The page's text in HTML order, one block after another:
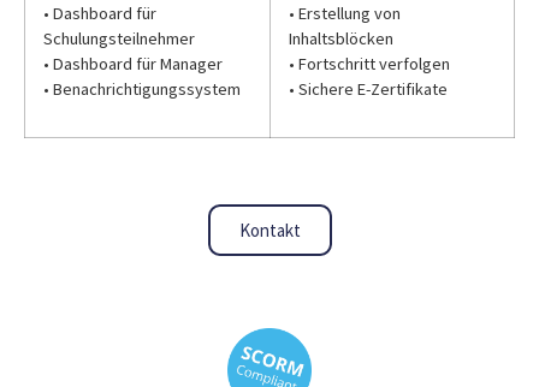
• Dashboard für
Schulungsteilnehmer
• Dashboard für Manager
• Benachrichtigungssystem
• Erstellung von
Inhaltsblöcken
• Fortschritt verfolgen
• Sichere E-Zertifikate
Kontakt